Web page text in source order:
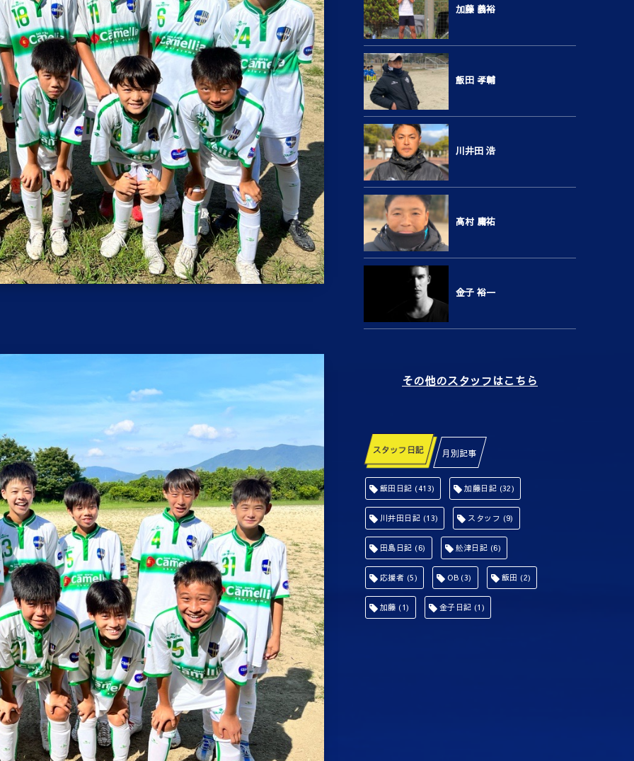
加藤 義裕
飯田 孝輔
川井田 浩
高村 庸祐
金子 裕一
その他のスタッフはこちら
スタッフ日記 月別記事
飯田日記 (413) 加藤日記 (32)
川井田日記 (13) スタッフ (9)
田島日記 (6) 舩津日記 (6)
応援者 (5) OB(3) 飯田 (2)
加藤 (1) 金子日記 (1)